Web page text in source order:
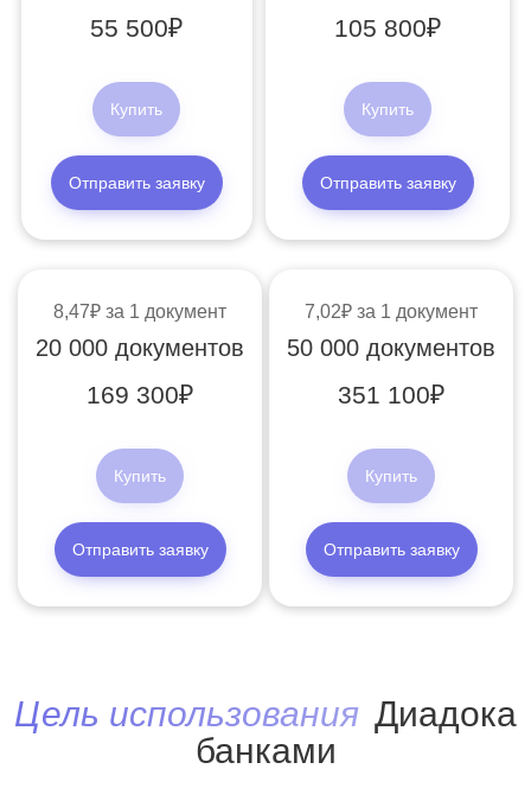
55 500
Купить
Отправить заявку
105 800
Купить
Отправить заявку
8,47 за 1 документ
20 000 документов
169 300
Купить
Отправить заявку
7,02 за 1 документ
50 000 документов
351 100
Купить
Отправить заявку
Цель использования Диадока
банками